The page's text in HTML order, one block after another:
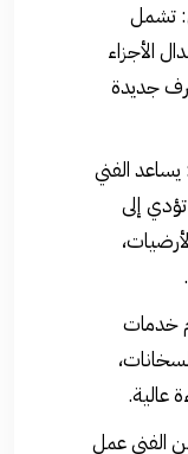
تشمل
الأجزاء
جديدة
الفني
إلى
خدمات
عالية.
الفني عمل